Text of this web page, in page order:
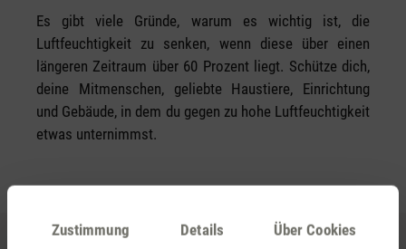
Zustimmung Details Über Cookies
Es gibt viele Gründe, warum es wichtig ist, die
Luftfeuchtigkeit zu senken, wenn diese über einen
längeren Zeitraum über 60 Prozent liegt. Schütze dich,
deine Mitmenschen, geliebte Haustiere, Einrichtung
und Gebäude, in dem du gegen zu hohe Luftfeuchtigkeit
etwas unternimmst.